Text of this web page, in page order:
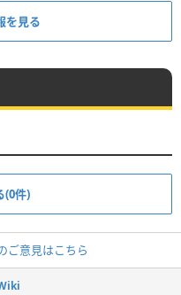
を見る
(0件)
ご意見はこちら